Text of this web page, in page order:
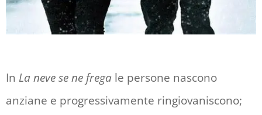
In La neve se ne frega le persone nascono
anziane e progressivamente ringiovaniscono;